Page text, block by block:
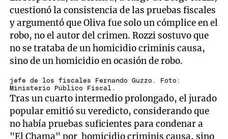
cuestionó la consistencia de las pruebas fiscales
y argumentó que Oliva fue solo un cómplice en el
robo, no el autor del crimen. Rozzi sostuvo que
no se trataba de un homicidio criminis causa,
sino de un homicidio en ocasión de robo.
jefe de los fiscales Fernando Guzzo. Foto:
Ministerio Público Fiscal.
Tras un cuarto intermedio prolongado, el jurado
popular emitió su veredicto, considerando que
no había pruebas suficientes para condenar a
"El Chama" por homicidio criminis causa, sino